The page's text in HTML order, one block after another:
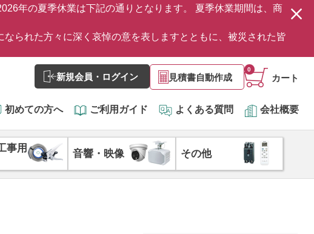
年の夏季休業は下記の通りとなります。 夏季休業期間は、商
られた方々に深く哀悼の意を表しますとともに、被災された皆
新規会員・ログイン 見積書自動作成 カート
0
初めての方へ ご利用ガイド よくある質問 会社概要
事用
音響・映像 その他